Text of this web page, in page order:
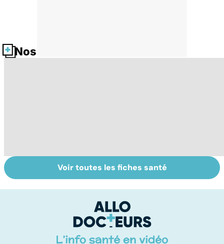
Nos fiches santé
Tout savoir sur
les virus
Votre santé en
vacances
Voir toutes les fiches santé